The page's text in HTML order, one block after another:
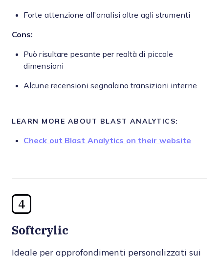
Forte attenzione all'analisi oltre agli strumenti
Cons:
Può risultare pesante per realtà di piccole
dimensioni
Alcune recensioni segnalano transizioni interne
LEARN MORE ABOUT BLAST ANALYTICS:
Check out Blast Analytics on their website
4
Softcrylic
Ideale per approfondimenti personalizzati sui